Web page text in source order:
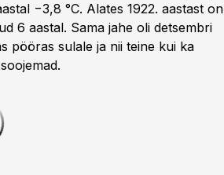
−3,8 °C. Alates 1922. aastast on
6 aastal. Sama jahe oli detsembri
pööras sulale ja nii teine kui ka